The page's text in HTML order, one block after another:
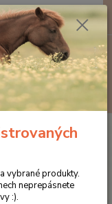
Menu
0ks
za0 €
systém
Dromy
ml
vybrané produkty.
neprepásnete
:).